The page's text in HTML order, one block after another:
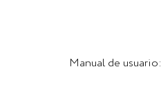
Manual de usuario: